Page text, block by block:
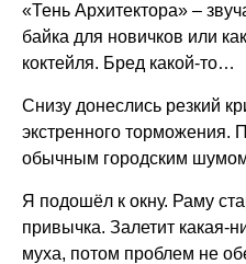
«Тень Архитектора» –
байка для новичков или
коктейля. Бред какой-то…
Снизу донеслись резкий
экстренного торможения.
обычным городским
Я подошёл к окну. Раму
привычка. Залетит какая-
муха, потом проблем не